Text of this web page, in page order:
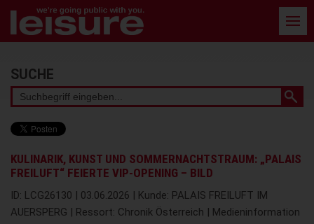
Barrierefreie
Bedienung
der
Stichwortsuche
SUCHE
KULINARIK, KUNST UND SOMMERNACHTSTRAUM: „PALAIS
FREILUFT“ FEIERTE VIP-OPENING – BILD
ID: LCG26130 | 03.06.2026 | Kunde: PALAIS FREILUFT IM
AUERSPERG | Ressort: Chronik Österreich | Medieninformation